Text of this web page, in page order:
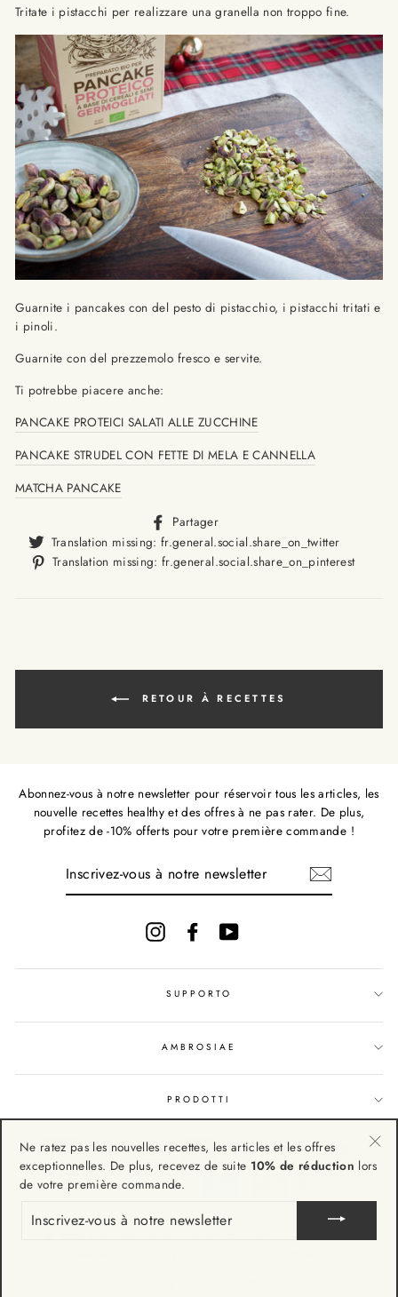
Tritate i pistacchi per realizzare una granella non troppo fine.
Guarnite i pancakes con del pesto di pistacchio, i pistacchi tritati e
i pinoli.
Guarnite con del prezzemolo fresco e servite.
Ti potrebbe piacere anche:
PANCAKE PROTEICI SALATI ALLE ZUCCHINE
PANCAKE STRUDEL CON FETTE DI MELA E CANNELLA
MATCHA PANCAKE
Partager
missing:
Translation missing: fr.general.social.share_on_twitter
missing:
Translation missing: fr.general.social.share_on_pinterest
RETOUR À RECETTES
Abonnez-vous à notre newsletter pour réservoir tous les articles, les
nouvelle recettes healthy et des offres à ne pas rater. De plus,
profitez de -10% offerts pour votre première commande !
InstagramFacebookYouTube
SUPPORTO
AMBROSIAE
PRODOTTI
© 2026 Ambrosiae - Ambrosiae srl - Via del Lavoro, 19 63076
Ne ratez pas les nouvelles recettes, les articles et les offres
exceptionnelles. De plus, recevez de suite 10% de réduction lors
de votre première commande.
VOUS